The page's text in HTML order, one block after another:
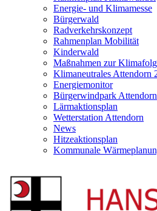
Energie- und Klimamesse
Bürgerwald
Radverkehrskonzept
Rahmenplan Mobilität
Kinderwald
Maßnahmen zur
Klimaneutrales Attendorn
Energiemonitor
Bürgerwindpark Attendorn
Lärmaktionsplan
Wetterstation Attendorn
News
Hitzeaktionsplan
Kommunale